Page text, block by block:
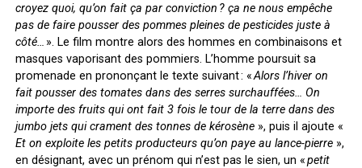
croyez quoi, qu’on fait ça par conviction ? ça ne nous empêche
pas de faire pousser des pommes pleines de pesticides juste à
côté… ». Le film montre alors des hommes en combinaisons et
masques vaporisant des pommiers. L’homme poursuit sa
promenade en prononçant le texte suivant : «Alors l’hiver on
fait pousser des tomates dans des serres surchauffées… On
importe des fruits qui ont fait 3 fois le tour de la terre dans des
jumbo jets qui crament des tonnes de kérosène », puis il ajoute «
Et on exploite les petits producteurs qu’on paye au lance-pierre »,
en désignant, avec un prénom qui n’est pas le sien, un «petit